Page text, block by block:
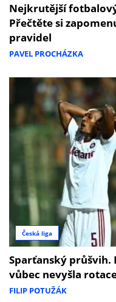
Nejkrutější
Přečtěte si
pravidel
PAVEL PROCHÁZKA
Česká liga
Sparťanský průšvih.
vůbec nevyšla
FILIP POTUŽÁK